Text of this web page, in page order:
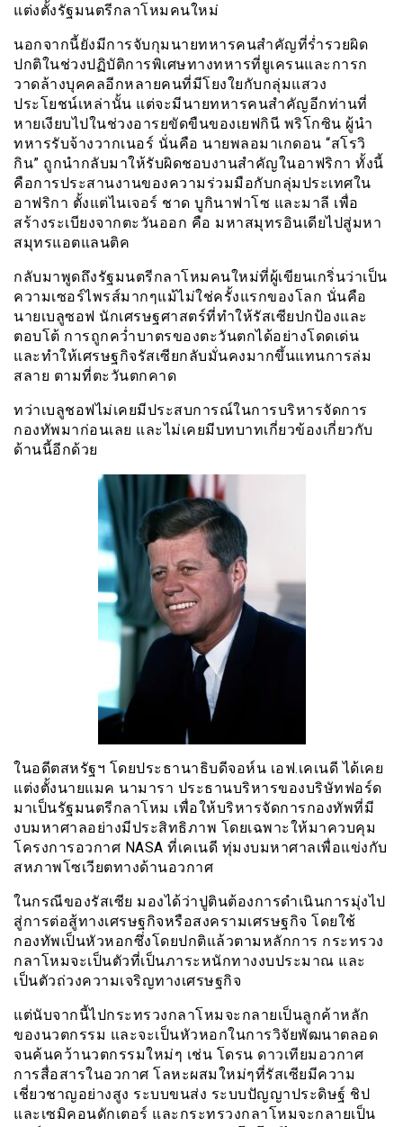
แต่งตั้งรัฐมนตรีกลาโหมคนใหม่
นอกจากนี้ยังมีการจับกุมนายทหารคนสำคัญที่ร่ำรวยผิด
ปกติในช่วงปฏิบัติการพิเศษทางทหารที่ยูเครนและการก
วาดล้างบุคคลอีกหลายคนที่มีโยงใยกับกลุ่มแสวง
ประโยชน์เหล่านั้น แต่จะมีนายทหารคนสำคัญอีกท่านที่
หายเงียบไปในช่วงอารยขัดขืนของเยฟกินี พริโกซิน ผู้นำ
ทหารรับจ้างวากเนอร์ นั่นคือ นายพลอมาเกดอน “สโรวิ
กิน” ถูกนำกลับมาให้รับผิดชอบงานสำคัญในอาฟริกา ทั้งนี้
คือการประสานงานของความร่วมมือกับกลุ่มประเทศใน
อาฟริกา ตั้งแต่ไนเจอร์ ชาด บูกินาฟาโซ และมาลี เพื่อ
สร้างระเบียงจากตะวันออก คือ มหาสมุทรอินเดียไปสู่มหา
สมุทรแอตแลนติค
กลับมาพูดถึงรัฐมนตรีกลาโหมคนใหม่ที่ผู้เขียนเกริ่นว่าเป็น
ความเซอร์ไพรส์มากๆแม้ไม่ใช่ครั้งแรกของโลก นั่นคือ
นายเบลูซอฟ นักเศรษฐศาสตร์ที่ทำให้รัสเซียปกป้องและ
ตอบโต้ การถูกคว่ำบาตรของตะวันตกได้อย่างโดดเด่น
และทำให้เศรษฐกิจรัสเซียกลับมั่นคงมากขึ้นแทนการล่ม
สลาย ตามที่ตะวันตกคาด
ทว่าเบลูชอฟไม่เคยมีประสบการณ์ในการบริหารจัดการ
กองทัพมาก่อนเลย และไม่เคยมีบทบาทเกี่ยวข้องเกี่ยวกับ
ด้านนี้อีกด้วย
ในอดีตสหรัฐฯ โดยประธานาธิบดีจอห์น เอฟ.เคเนดี ได้เคย
แต่งตั้งนายแมค นามารา ประธานบริหารของบริษัทฟอร์ด
มาเป็นรัฐมนตรีกลาโหม เพื่อให้บริหารจัดการกองทัพที่มี
งบมหาศาลอย่างมีประสิทธิภาพ โดยเฉพาะให้มาควบคุม
โครงการอวกาศ NASA ที่เคเนดี ทุ่มงบมหาศาลเพื่อแข่งกับ
สหภาพโซเวียตทางด้านอวกาศ
ในกรณีของรัสเซีย มองได้ว่าปูตินต้องการดำเนินการมุ่งไป
สู่การต่อสู้ทางเศรษฐกิจหรือสงครามเศรษฐกิจ โดยใช้
กองทัพเป็นหัวหอกซึ่งโดยปกติแล้วตามหลักการ กระทรวง
กลาโหมจะเป็นตัวที่เป็นภาระหนักทางงบประมาณ และ
เป็นตัวถ่วงความเจริญทางเศรษฐกิจ
แต่นับจากนี้ไปกระทรวงกลาโหมจะกลายเป็นลูกค้าหลัก
ของนวตกรรม และจะเป็นหัวหอกในการวิจัยพัฒนาตลอด
จนค้นคว้านวตกรรมใหม่ๆ เช่น โดรน ดาวเทียมอวกาศ
การสื่อสารในอวกาศ โลหะผสมใหม่ๆที่รัสเซียมีความ
เชี่ยวชาญอย่างสูง ระบบขนส่ง ระบบปัญญาประดิษฐ์ ชิป
และเซมิคอนดักเตอร์ และกระทรวงกลาโหมจะกลายเป็น